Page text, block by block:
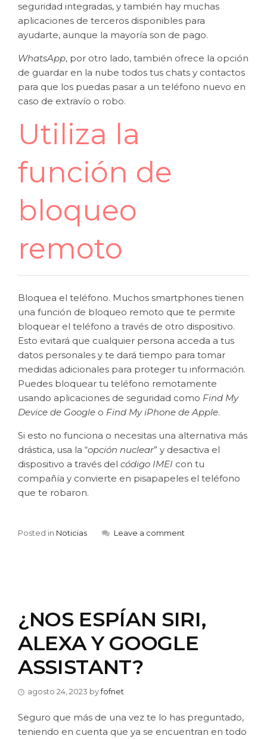
seguridad integradas, y también hay muchas
aplicaciones de terceros disponibles para
ayudarte, aunque la mayoría son de pago.
WhatsApp, por otro lado, también ofrece la opción
de guardar en la nube todos tus chats y contactos
para que los puedas pasar a un teléfono nuevo en
caso de extravío o robo.
Utiliza la
función de
bloqueo
remoto
Bloquea el teléfono. Muchos smartphones tienen
una función de bloqueo remoto que te permite
bloquear el teléfono a través de otro dispositivo.
Esto evitará que cualquier persona acceda a tus
datos personales y te dará tiempo para tomar
medidas adicionales para proteger tu información.
Puedes bloquear tu teléfono remotamente
usando aplicaciones de seguridad como Find My
Device de Google o Find My iPhone de Apple.
Si esto no funciona o necesitas una alternativa más
drástica, usa la “opción nuclear” y desactiva el
dispositivo a través del código IMEI con tu
compañía y convierte en pisapapeles el teléfono
que te robaron.
Posted in Noticias Leave a comment
¿NOS ESPÍAN SIRI,
ALEXA Y GOOGLE
ASSISTANT?
agosto 24, 2023 byfofnet
Seguro que más de una vez te lo has preguntado,
teniendo en cuenta que ya se encuentran en todo